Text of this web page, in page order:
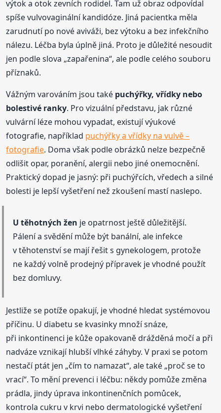
výtok a otok zevních rodidel. Tam už obraz odpovídal
spíše vulvovaginální kandidóze. Jiná pacientka měla
zarudnutí po nové aviváži, bez výtoku a bez infekčního
nálezu. Léčba byla úplně jiná. Proto je důležité nesoudit
jen podle slova „zapařenina“, ale podle celého souboru
příznaků.
Vážným varováním jsou také puchýřky, vřídky nebo
bolestivé ranky. Pro vizuální představu, jak různé
vulvární léze mohou vypadat, existují výukové
fotografie, například puchýřky a vřídky na vulvě –
fotografie. Doma však podle obrázků nelze bezpečně
odlišit opar, poranění, alergii nebo jiné onemocnění.
Praktický dopad je jasný: při puchýřcích, vředech a silné
bolesti je lepší vyšetření než zkoušení mastí naslepo.
U těhotných žen je opatrnost ještě důležitější.
Pálení a svědění může být banální, ale infekce
v těhotenství se mají řešit s gynekologem, protože
ne každý volně prodejný přípravek je vhodné použít
bez domluvy.
Jestliže se potíže opakují, je vhodné hledat systémovou
příčinu. U diabetu se kvasinky množí snáze,
při inkontinenci je kůže opakovaně drážděná močí a při
nadváze vznikají hlubší vlhké záhyby. V praxi se potom
nestačí ptát jen „čím to namazat“, ale také „proč se to
vrací“. To mění prevenci i léčbu: někdy pomůže změna
prádla, jindy úprava inkontinenčních pomůcek,
kontrola cukru v krvi nebo dermatologické vyšetření